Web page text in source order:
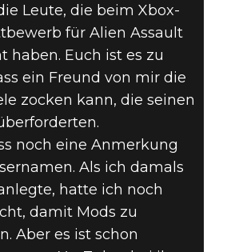
Leute, die beim Xbox-
für Alien Assault
haben. Euch ist es zu
ein Freund von mir die
zocken kann, die seinen
noch eine Anmerkung
Als ich damals
hatte ich noch
damit Mods zu
Aber es ist schon